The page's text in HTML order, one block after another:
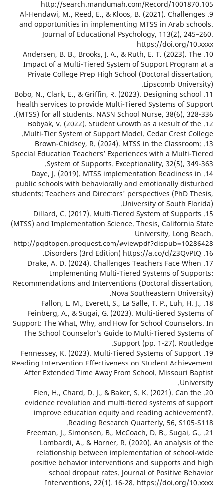
9. Al-Hendawi, M., Reed, E., & Kloos, B. (2021).
and opportunities in implementing MTSS in Arab
Journal of Educational Psychology, 113(2),
https://doi.org/
10. Andersen, B. B., Brooks, J. A., & Ruth, E. T. (2023).
Impact of a Multi-Tiered System of Support
Private College Prep High School (Doctoral
Lipscomb
11. Bobo, N., Clark, E., & Griffin, R. (2023). Designing
health services to provide Multi-Tiered Systems of
(MTSS) for all students. NASN School Nurse, 38(6),
12. Bobyak, V. (2022). Student Growth as a Result of
Multi-Tier System of Support Model. Cedar Crest
13. Brown-Chidsey, R. (2024). MTSS in the
Special Education Teachers’ Experiences with a
System of Supports. Exceptionality, 32(5),
14. Daye, J. (2019). MTSS implementation
public schools with behaviorally and emotionally
students: Teachers and Directors' perspectives (PhD
University of South
15. Dillard, C. (2017). Multi-Tiered System of
(MTSS) and Implementation Science. Thesis,
University, Long
http://pqdtopen.proquest.com/
17. Drake, A. D. (2024). Challenges Teachers Face
Implementing Multi-Tiered Systems of
Recommendations and Interventions (Doctoral
Nova Southeastern
18. Fallon, L. M., Everett, S., La Salle, T. P., Luh,
Feinberg, A., & Sugai, G. (2023). Multi-tiered
Support: The What, Why, and How for School
The School Counselor’s Guide to Multi-Tiered
Support (pp. 1-27).
19. Fennessey, K. (2023). Multi-Tiered Systems of
Reading Intervention Effectiveness on Student
After Extended Time Away From School. Missouri
20. Fien, H., Chard, D. J., & Baker, S. K. (2021). Can
evidence revolution and multi‐tiered systems of
improve education equity and reading
Reading Research Quarterly, 56,
21. Freeman, J., Simonsen, B., McCoach, D. B., Sugai,
Lombardi, A., & Horner, R. (2020). An
relationship between implementation of
positive behavior interventions and supports
school dropout rates. Journal of Positive
Interventions, 22(1), 16-28. https://doi.org/